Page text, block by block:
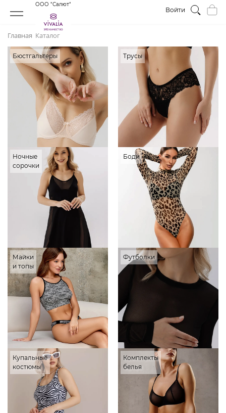
ООО "Салют"
Войти
Главная Каталог
Бюстгальтеры Трусы
Ночные
сорочки
Боди
Майки
и топы
Футболки
Купальные
костюмы
Комплекты
белья